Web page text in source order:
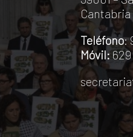
Cantabria
Teléfono:
Móvil:629